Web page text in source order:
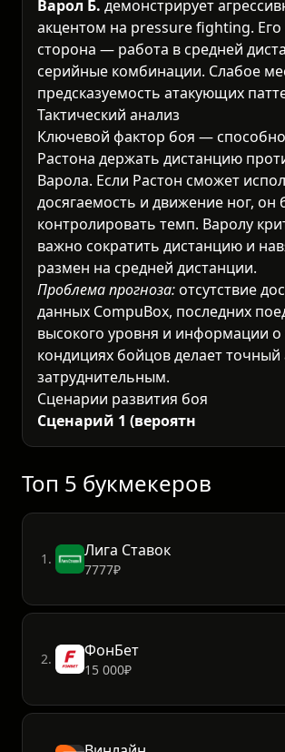
Варол Б. демонстрирует
акцентом на pressure fighting. Его
сторона — работа в средней
серийные комбинации. Слабое
предсказуемость атакующих
Тактический анализ
Ключевой фактор боя —
Растона держать дистанцию
Варола. Если Растон сможет
досягаемость и движение ног, он
контролировать темп. Варолу
важно сократить дистанцию и
размен на средней дистанции.
Проблема прогноза:отсутствие
данных CompuBox, последних
высокого уровня и информации о
кондициях бойцов делает точный
затруднительным.
Сценарии развития боя
Сценарий 1 (вероятность 45%):
использует технику и
Топ 5 букмекеров
1.
7777₽
2.
15 000₽